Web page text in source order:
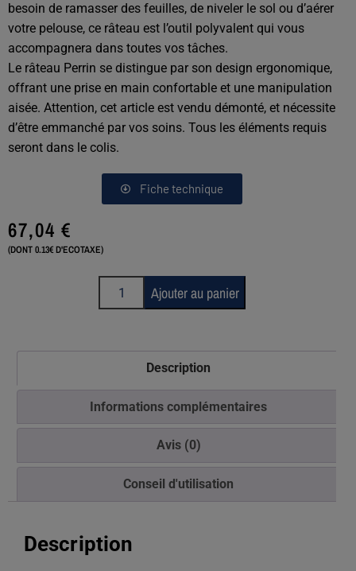
besoin de ramasser des feuilles, de niveler le sol ou d’aérer
votre pelouse, ce râteau est l’outil polyvalent qui vous
accompagnera dans toutes vos tâches.
Le râteau Perrin se distingue par son design ergonomique,
offrant une prise en main confortable et une manipulation
aisée. Attention, cet article est vendu démonté, et nécessite
d’être emmanché par vos soins. Tous les éléments requis
seront dans le colis.
Fiche technique
67,04€
(DONT 0.13€ D'ECOTAXE)
Ajouter au panier
Description
Informations complémentaires
Avis (0)
Conseil d'utilisation
Description